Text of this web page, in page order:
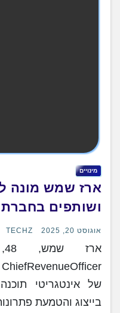
מינויים
ארז שמש מונה
ושותפים בחברת
אוגוסט 20, 2025 TECHZ
של אינטגריטי
בייצוג והטמעת